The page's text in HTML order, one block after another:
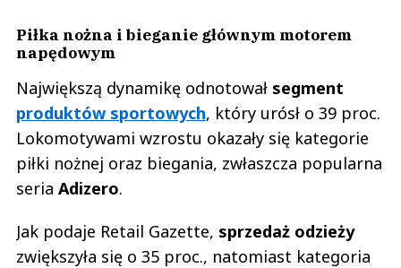
Piłka nożna i bieganie głównym motorem
napędowym
Największą dynamikę odnotował segment
produktów sportowych, który urósł o 39 proc.
Lokomotywami wzrostu okazały się kategorie
piłki nożnej oraz biegania, zwłaszcza popularna
seria Adizero.
Jak podaje Retail Gazette, sprzedaż odzieży
zwiększyła się o 35 proc., natomiast kategoria